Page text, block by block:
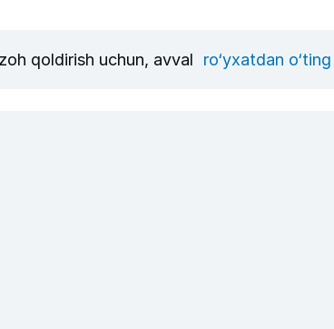
qoldirish uchun, avval ro‘yxatdan o‘ting